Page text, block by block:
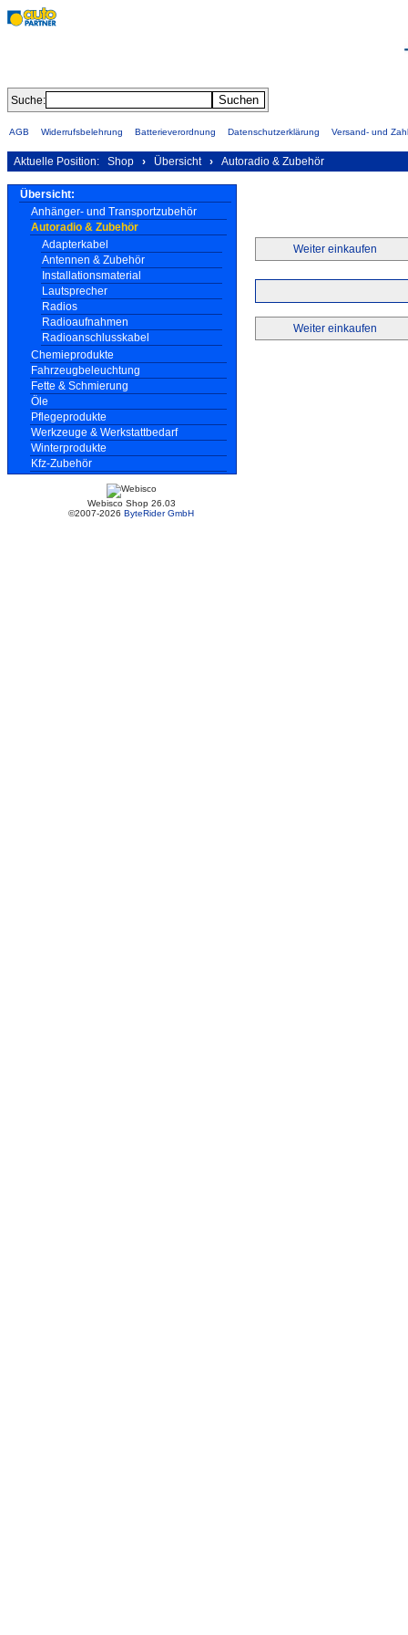
Suche:
AGB Widerrufsbelehrung Batterieverordnung Datenschutzerklärung Versand- und
Aktuelle Position: Shop › Übersicht › Autoradio & Zubehör
Übersicht:
Anhänger- und Transportzubehör
Autoradio & Zubehör
Adapterkabel
Antennen & Zubehör
Installationsmaterial
Lautsprecher
Radios
Radioaufnahmen
Radioanschlusskabel
Chemieprodukte
Fahrzeugbeleuchtung
Fette & Schmierung
Öle
Pflegeprodukte
Werkzeuge & Werkstattbedarf
Winterprodukte
Kfz-Zubehör
Webisco Shop 26.03
©2007-2026 ByteRider GmbH
Weiter einkaufen
Weiter einkaufen